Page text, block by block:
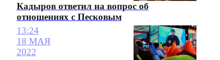
Кадыров ответил на вопрос об
отношениях с Песковым
13:24
18 МАЯ
2022